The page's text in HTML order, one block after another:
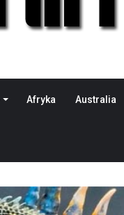
Afryka Australia